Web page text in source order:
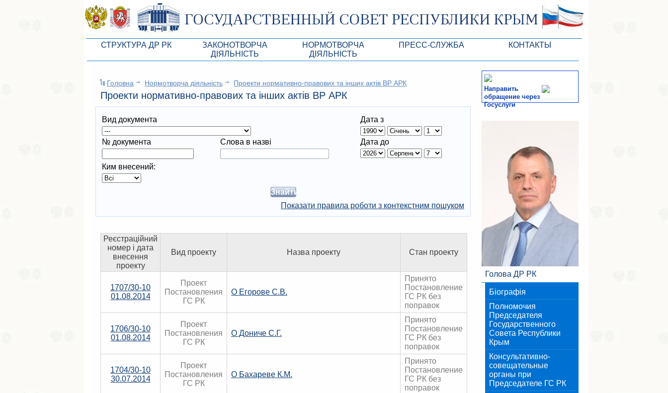
СТРУКТУРА ДР РК
Президія ВР АРК
Депутатський корпус
Постійні комісії ВР АРК
Депутатські фракції ВР АРК
Советники Председателя ГС РК
ЗАКОНОТВОРЧА
ДІЯЛЬНІСТЬ
Бюджет Республики Крым
Законы
Независимая антикоррупционная экспертиза
Информация
Статистика законотворчества
НОРМОТВОРЧА
ДIЯЛЬНIСТЬ
Порядок денний
Проекти нормативно-правових та інших актів ВР
ПРЕСС-СЛУЖБА
Лента новостей
Контакты пресс-службы
КОНТАКТЫ
Головна Нормотворча дiяльнiсть Проекти нормативно-правових та інших актів ВР АРК
Проекти нормативно-правових та інших актів ВР АРК
Вид документа Дата з
№ документа Слова в назві Дата до
Ким внесений:
Показати правила роботи з контекстним пошуком
Реєстраційний
номер і дата
внесення
проекту
Вид проекту Назва проекту Стан проекту
1707/30-10
01.08.2014
Проект
Постановления
ГС РК
О Егорове С.В.
Принято
Постановление
ГС РК без
поправок
1706/30-10
01.08.2014
Проект
Постановления
ГС РК
О Дониче С.Г.
Принято
Постановление
ГС РК без
поправок
1704/30-10
30.07.2014
Проект
Постановления
ГС РК
О Бахареве К.М.
Принято
Постановление
ГС РК без
поправок
Направить
обращение через
Госуслуги
Голова ДР РК
Біографія
Полномочия
Председателя
Государственного
Совета Республики
Крым
Консультативно-
совещательные
органы при
Председателе ГС РК